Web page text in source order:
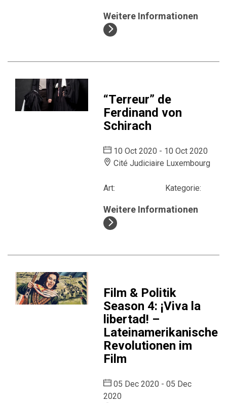
Weitere Informationen
“Terreur” de
Ferdinand von
Schirach
10 Oct 2020 - 10 Oct 2020
Cité Judiciaire Luxembourg
Art: Kategorie:
Weitere Informationen
Film & Politik
Season 4: ¡Viva la
libertad! –
Lateinamerikanische
Revolutionen im
Film
05 Dec 2020 - 05 Dec
2020